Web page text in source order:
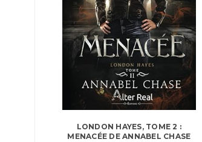
LONDON HAYES, TOME 2 :
MENACÉE DE ANNABEL CHASE